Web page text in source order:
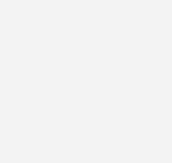
Doch die Hausherren
Trotz der hohen
erzwang Ballverluste und
Konter konsequent. Der
Marko Bogojevic im Tor
und brachte neue
Würzburger beim 12:12
eines couragierten
nicht nur in der Defensive
wichtige Treffer